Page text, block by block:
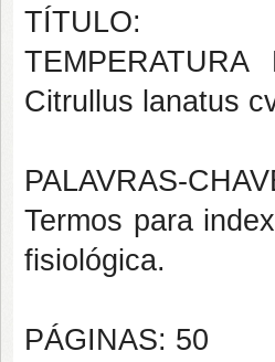
TÍTULO:
Citrullus lanatus
PALAVRAS-
Termos para
fisiológica.
PÁGINAS: 50